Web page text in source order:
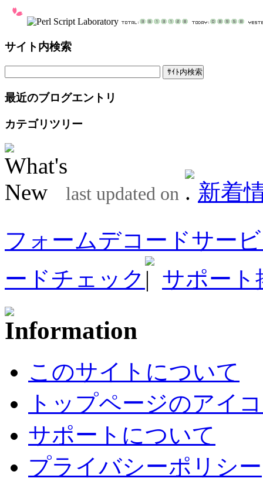
サイト内検索
最近のブログエントリ
カテゴリツリー
last updated on
新着
フォームデコードサー
ードチェック
サポート
このサイトについて
トップページのアイ
サポートについて
プライバシーポリシー